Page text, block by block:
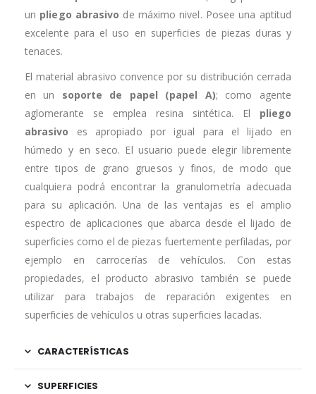
un pliego abrasivo de máximo nivel. Posee una aptitud
excelente para el uso en superficies de piezas duras y
tenaces.
El material abrasivo convence por su distribución cerrada
en un soporte de papel (papel A); como agente
aglomerante se emplea resina sintética. El pliego
abrasivo es apropiado por igual para el lijado en
húmedo y en seco. El usuario puede elegir libremente
entre tipos de grano gruesos y finos, de modo que
cualquiera podrá encontrar la granulometría adecuada
para su aplicación. Una de las ventajas es el amplio
espectro de aplicaciones que abarca desde el lijado de
superficies como el de piezas fuertemente perfiladas, por
ejemplo en carrocerías de vehículos. Con estas
propiedades, el producto abrasivo también se puede
utilizar para trabajos de reparación exigentes en
superficies de vehículos u otras superficies lacadas.
CARACTERÍSTICAS
SUPERFICIES